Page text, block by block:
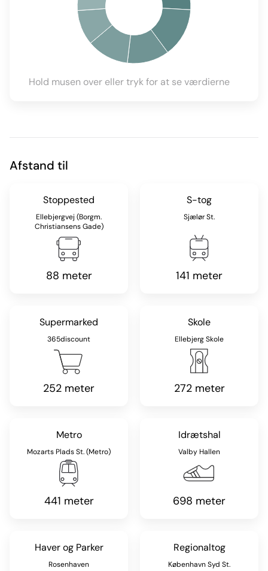
Hold musen over eller tryk for at se værdierne
Afstand til
Stoppested
Ellebjergvej (Borgm.
Christiansens Gade)
88 meter
S-tog
Sjælør St.
141 meter
Supermarked
365discount
252 meter
Skole
Ellebjerg Skole
272 meter
Metro
Mozarts Plads St. (Metro)
441 meter
Idrætshal
Valby Hallen
698 meter
Haver og Parker
Rosenhaven
Regionaltog
København Syd St.